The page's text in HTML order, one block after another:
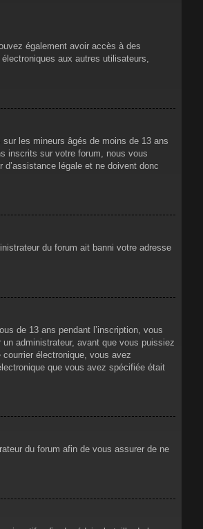
également avoir accès à des
aux autres utilisateurs,
les mineurs âgés de moins de 13 ans
inscrits sur votre forum, nous vous
légale et ne doivent donc
du forum ait banni votre adresse
de 13 ans pendant l’inscription, vous
administrateur, avant que vous puissiez
électronique, vous avez
que vous avez spécifiée était
du forum afin de vous assurer de ne